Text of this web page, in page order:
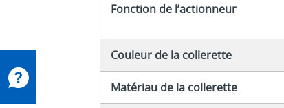
Fonction de l’actionneur
Couleur de la collerette
Matériau de la collerette